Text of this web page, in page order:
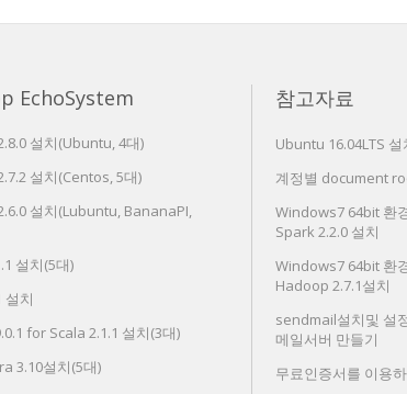
EchoSystem
설치(Ubuntu, 4대)
설치(Centos, 5대)
설치(Lubuntu, BananaPI,
설치(5대)
설치
for Scala 2.1.1 설치(3대)
3.10설치(5대)
참고자료
Ubuntu 16.04LTS
계정별 document
Windows7 64bit 환
Spark 2.2.0 설치
Windows7 64bit 환
Hadoop 2.7.1설치
sendmail설치및 설
메일서버 만들기
무료인증서를 이용